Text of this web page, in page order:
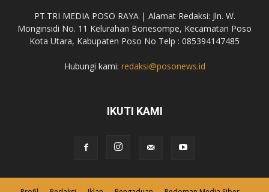
PT.TRI MEDIA POSO RAYA | Alamat Redaksi: Jln. W.
Monginsidi No. 11 Kelurahan Bonesompe, Kecamatan Poso
Kota Utara, Kabupaten Poso No Telp : 085394147485
Hubungi kami: redaksi@posonews.id
IKUTI KAMI